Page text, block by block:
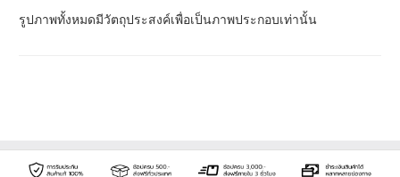
รูปภาพทั้งหมดมีวัตถุประสงค์เพื่อเป็นภาพประกอบเท่านั้น